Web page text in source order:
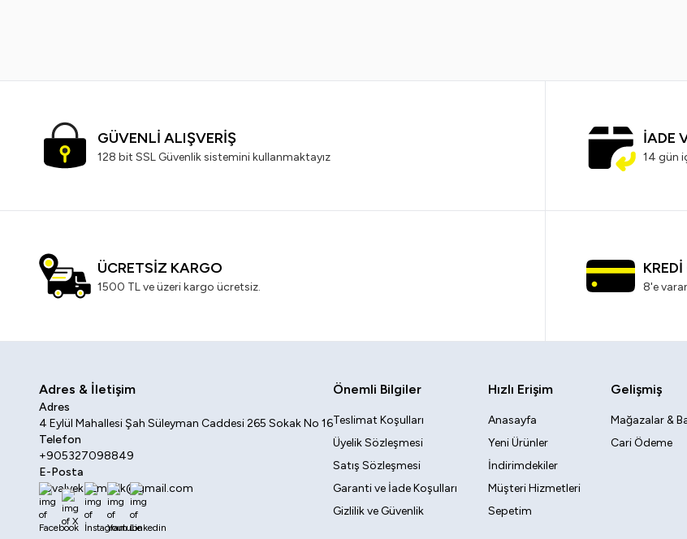
GÜVENLİ ALIŞVERİŞ
128 bit SSL Güvenlik sistemini kullanmaktayız
İADE
14 gün
ÜCRETSİZ KARGO
1500 TL ve üzeri kargo ücretsiz. 8'e
Adres & İletişim
Adres
4 Eylül Mahallesi Şah Süleyman Caddesi 265 Sokak No 16
Telefon
+905327098849
E-Posta
sovalyekozmetik@gmail.com
Facebook
X İnstagram
Youtube
Önemli Bilgiler
Teslimat Koşulları
Üyelik Sözleşmesi
Satış Sözleşmesi
Garanti ve İade Koşulları
Gizlilik ve Güvenlik
Hızlı Erişim
Anasayfa
Yeni Ürünler
İndirimdekiler
Müşteri Hizmetleri
Sepetim
Gelişmiş
Mağazalar &
Cari Ödeme